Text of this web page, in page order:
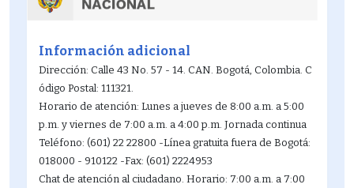
Información adicional
Dirección: Calle 43 No. 57 - 14. CAN. Bogotá, Colombia. C
ódigo Postal: 111321.
Horario de atención: Lunes a jueves de 8:00 a.m. a 5:00
p.m. y viernes de 7:00 a.m. a 4:00 p.m. Jornada continua
Teléfono: (601) 22 22800 -Línea gratuita fuera de Bogotá:
018000 - 910122 -Fax: (601) 2224953
Chat de atención al ciudadano. Horario: 7:00 a.m. a 7:00